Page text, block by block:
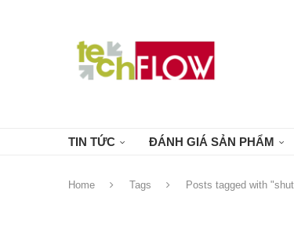
TIN TỨC ĐÁNH GIÁ SẢN PHẨM
Home Tags Posts tagged with